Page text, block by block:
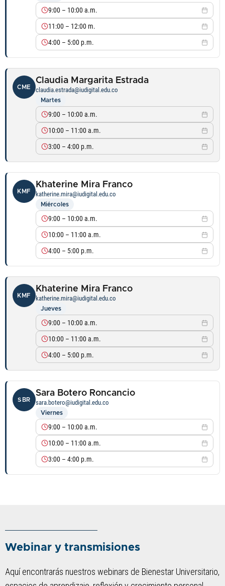
9:00 – 10:00 a.m.
11:00 – 12:00 m.
4:00 – 5:00 p.m.
CME
Claudia Margarita Estrada
claudia.estrada@iudigital.edu.co
Martes
9:00 – 10:00 a.m.
10:00 – 11:00 a.m.
3:00 – 4:00 p.m.
KMF
Khaterine Mira Franco
katherine.mira@iudigital.edu.co
Miércoles
9:00 – 10:00 a.m.
10:00 – 11:00 a.m.
4:00 – 5:00 p.m.
KMF
Khaterine Mira Franco
katherine.mira@iudigital.edu.co
Jueves
9:00 – 10:00 a.m.
10:00 – 11:00 a.m.
4:00 – 5:00 p.m.
SBR
Sara Botero Roncancio
sara.botero@iudigital.edu.co
Viernes
9:00 – 10:00 a.m.
10:00 – 11:00 a.m.
3:00 – 4:00 p.m.
Webinar y transmisiones
Aquí encontrarás nuestros webinars de Bienestar Universitario,